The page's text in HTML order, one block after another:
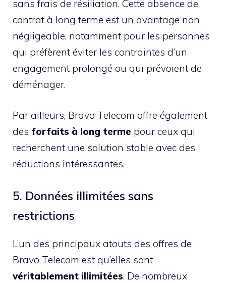
sans frais de résiliation. Cette absence de
contrat à long terme est un avantage non
négligeable, notamment pour les personnes
qui préfèrent éviter les contraintes d’un
engagement prolongé ou qui prévoient de
déménager.
Par ailleurs, Bravo Telecom offre également
des forfaits à long terme pour ceux qui
recherchent une solution stable avec des
réductions intéressantes.
5. Données illimitées sans
restrictions
L’un des principaux atouts des offres de
Bravo Telecom est qu’elles sont
véritablement illimitées. De nombreux